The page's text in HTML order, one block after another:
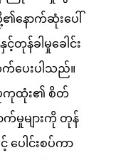
နောက်ဆုံးပေါ်
န်ခါမှုခေါင်း
ပေးပါသည်။
ကုထုံး၏ စိတ်
မှုများကို တုန်
ပေါင်းစပ်ကာ